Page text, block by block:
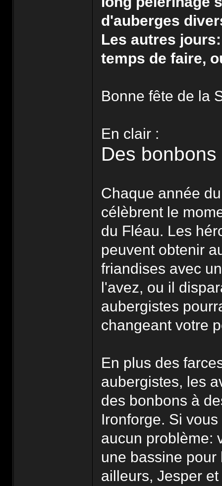
d'auberges
Les autres
temps de faire,
Bonne fête de la
En clair :
Des
Chaque année
célèbrent le
du Fléau. Les
peuvent obtenir
friandises avec
l'avez, ou il
aubergistes
changeant votre
En plus des
aubergistes, les
des bonbons à
Ironforge. Si
aucun problème:
une bassine
ailleurs, Jesper